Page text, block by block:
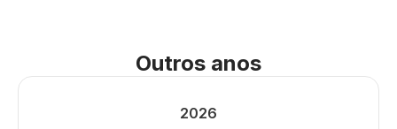
Outros anos
2026